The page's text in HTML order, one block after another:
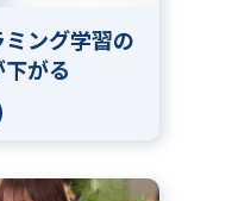
ング学習の
がる